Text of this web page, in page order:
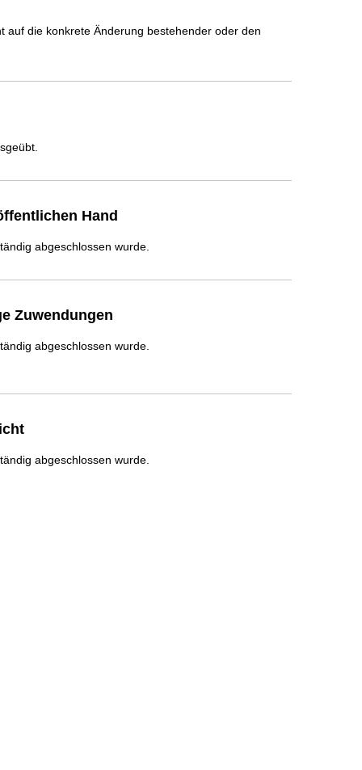
auf die konkrete Änderung bestehender oder den
Hand
abgeschlossen wurde.
Zuwendungen
abgeschlossen wurde.
abgeschlossen wurde.